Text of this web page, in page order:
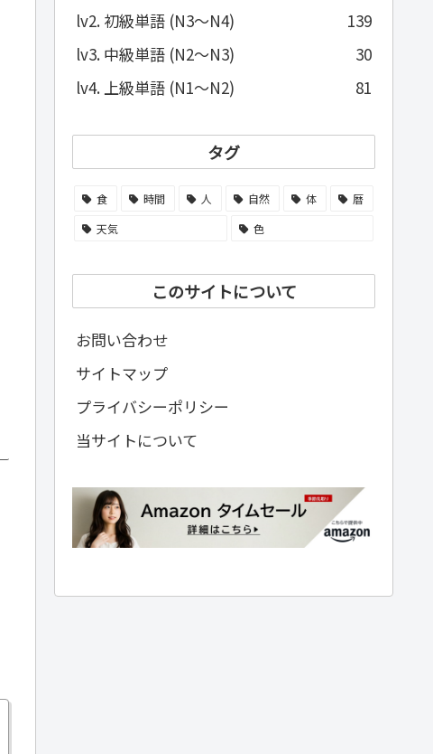
lv2. 初級単語 (N3～N4)
139
lv3. 中級単語 (N2～N3)
30
lv4. 上級単語 (N1～N2)
81
タグ
食 時間 人 自然 体
暦
天気
色
このサイトについて
お問い合わせ
サイトマップ
プライバシーポリシー
当サイトについて